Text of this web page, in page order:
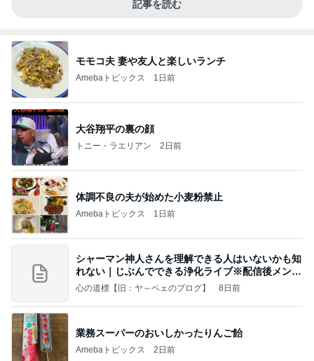
記事を読む
モモコ夫 妻や友人と楽しいランチ
Amebaトピックス 1日前
大谷翔平の裏の顔
トニー・ラエリアン 2日前
体調不良の夫が始めた小麦粉禁止
Amebaトピックス 1日前
シャーマン神人さんを理解できる人はいないかも知
れない｜じぶんでできる浄化ライブ※配信後メンバ
ー限
心の道標【旧：ヤ～ベェのブログ】 8日前
業務スーパーのおいしかったりんご飴
Amebaトピックス 2日前